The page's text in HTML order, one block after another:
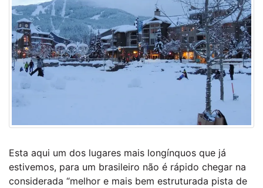
Esta aqui um dos lugares mais longínquos que já
estivemos, para um brasileiro não é rápido chegar na
considerada “melhor e mais bem estruturada pista de